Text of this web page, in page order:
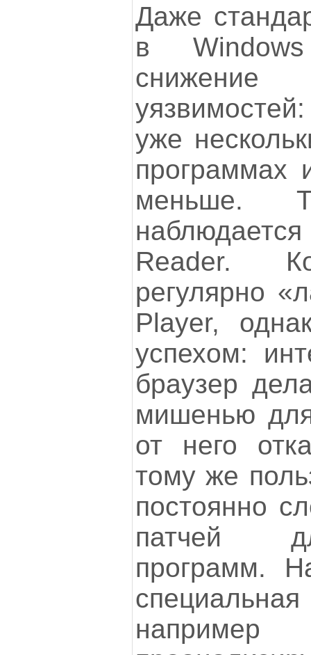
Даже
в Windows
уже
программах
меньше.
Reader.
регулярно
Player,
успехом:
браузер
мишенью
от него
тому же
постоянно
патчей
программ.